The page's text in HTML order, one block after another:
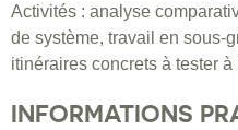
Activités : analyse
de système, travail en sous-
itinéraires concrets à tester
INFORMATIONS